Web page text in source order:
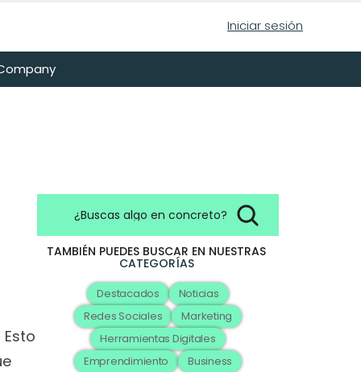
Iniciar sesión
¿Buscas algo en concreto?
TAMBIÉN PUEDES BUSCAR EN NUESTRAS
CATEGORÍAS
Destacados
Noticias
Redes Sociales
Marketing
Herramientas Digitales
Emprendimiento
Business